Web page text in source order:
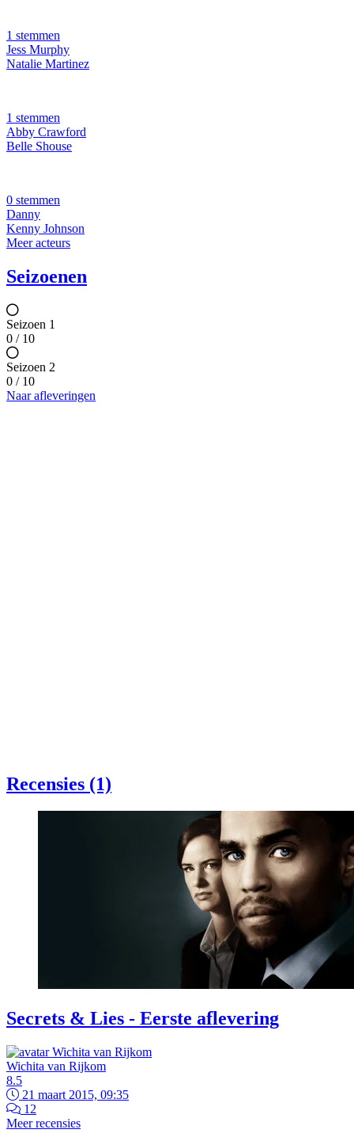
1 stemmen
Jess Murphy
Natalie Martinez
1 stemmen
Abby Crawford
Belle Shouse
0 stemmen
Danny
Kenny Johnson
Meer acteurs
Seizoenen
Seizoen 1
0 / 10
Seizoen 2
0 / 10
Naar afleveringen
Recensies (1)
Secrets & Lies - Eerste aflevering
Wichita van Rijkom
8.5
21 maart 2015, 09:35
12
Meer recensies